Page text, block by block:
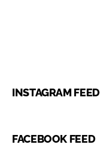
INSTAGRAM FEED
FACEBOOK FEED